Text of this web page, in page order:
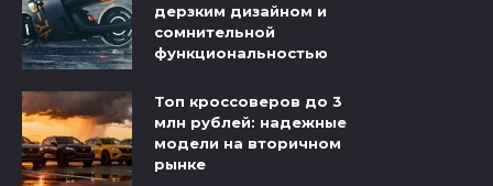
дерзким дизайном и
сомнительной
функциональностью
Топ кроссоверов до 3
млн рублей: надежные
модели на вторичном
рынке